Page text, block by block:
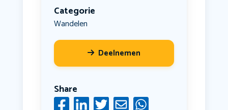
Categorie
Wandelen
Deelnemen
Share